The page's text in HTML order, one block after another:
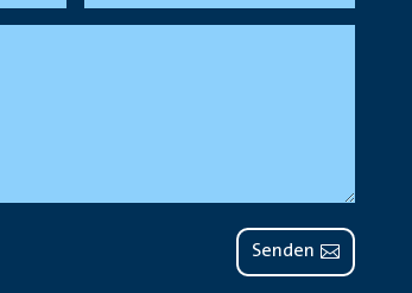
Senden